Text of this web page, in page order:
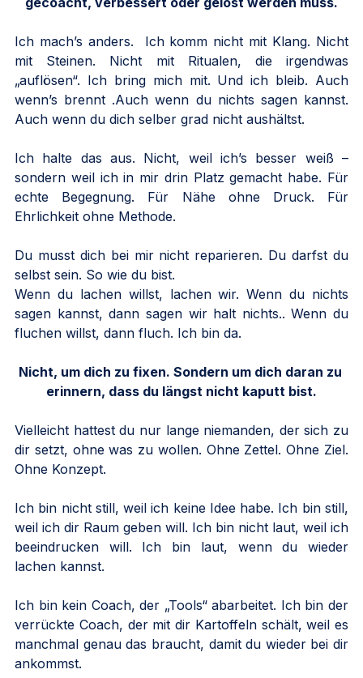
Ich mach’s anders.  Ich komm nicht mit Klang. Nicht
mit Steinen. Nicht mit Ritualen, die irgendwas
„auflösen“. Ich bring mich mit. Und ich bleib. Auch
wenn’s brennt .Auch wenn du nichts sagen kannst.
Auch wenn du dich selber grad nicht aushältst.
Ich halte das aus. Nicht, weil ich’s besser weiß –
sondern weil ich in mir drin Platz gemacht habe. Für
echte Begegnung. Für Nähe ohne Druck. Für
Ehrlichkeit ohne Methode.
Du musst dich bei mir nicht reparieren. Du darfst du
selbst sein. So wie du bist.
Wenn du lachen willst, lachen wir. Wenn du nichts
sagen kannst, dann sagen wir halt nichts.. Wenn du
fluchen willst, dann fluch. Ich bin da.
Nicht, um dich zu fixen. Sondern um dich daran zu
erinnern, dass du längst nicht kaputt bist.
Vielleicht hattest du nur lange niemanden, der sich zu
dir setzt, ohne was zu wollen. Ohne Zettel. Ohne Ziel.
Ohne Konzept.
Ich bin nicht still, weil ich keine Idee habe. Ich bin still,
weil ich dir Raum geben will. Ich bin nicht laut, weil ich
beeindrucken will. Ich bin laut, wenn du wieder
lachen kannst.
Ich bin kein Coach, der „Tools“ abarbeitet. Ich bin der
verrückte Coach, der mit dir Kartoffeln schält, weil es
manchmal genau das braucht, damit du wieder bei dir
ankommst.